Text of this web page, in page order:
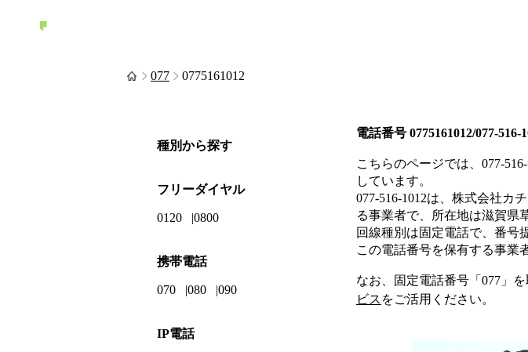
077 0775161012
電話番号 0775161012/077-516-
こちらのページでは、 077-
しています。
077-516-1012は、 株式会社カ
る事業者で、所在地は滋賀県
回線種別は固定電話で、番号
この電話番号を保有する事業
なお、固定電話番号「 077 」
ビス をご活用ください。
種別から探す
フリーダイヤル
0120 0800
携帯電話
070 080 090
IP電話